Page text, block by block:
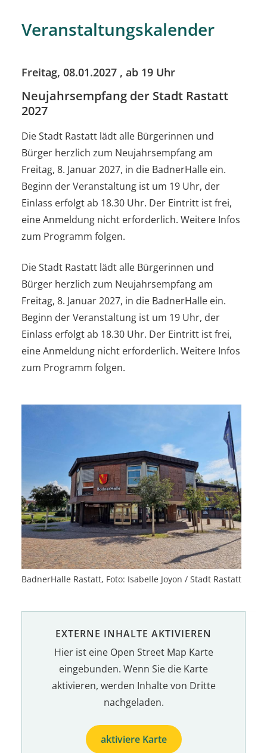
Veranstaltungskalender
Freitag, 08.01.2027 , ab 19 Uhr
Neujahrsempfang der Stadt Rastatt
2027
Die Stadt Rastatt lädt alle Bürgerinnen und
Bürger herzlich zum Neujahrsempfang am
Freitag, 8. Januar 2027, in die BadnerHalle ein.
Beginn der Veranstaltung ist um 19 Uhr, der
Einlass erfolgt ab 18.30 Uhr. Der Eintritt ist frei,
eine Anmeldung nicht erforderlich. Weitere Infos
zum Programm folgen.
Die Stadt Rastatt lädt alle Bürgerinnen und
Bürger herzlich zum Neujahrsempfang am
Freitag, 8. Januar 2027, in die BadnerHalle ein.
Beginn der Veranstaltung ist um 19 Uhr, der
Einlass erfolgt ab 18.30 Uhr. Der Eintritt ist frei,
eine Anmeldung nicht erforderlich. Weitere Infos
zum Programm folgen.
BadnerHalle Rastatt, Foto: Isabelle Joyon / Stadt Rastatt
EXTERNE INHALTE AKTIVIEREN
Hier ist eine Open Street Map Karte
eingebunden. Wenn Sie die Karte
aktivieren, werden Inhalte von Dritte
nachgeladen.
aktiviere Karte